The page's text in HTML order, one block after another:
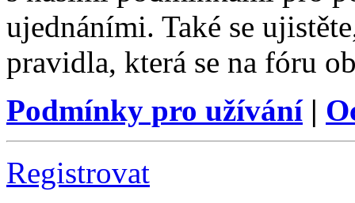
ujednáními. Také se
pravidla, která se na fóru
Podmínky pro užívání|
Registrovat